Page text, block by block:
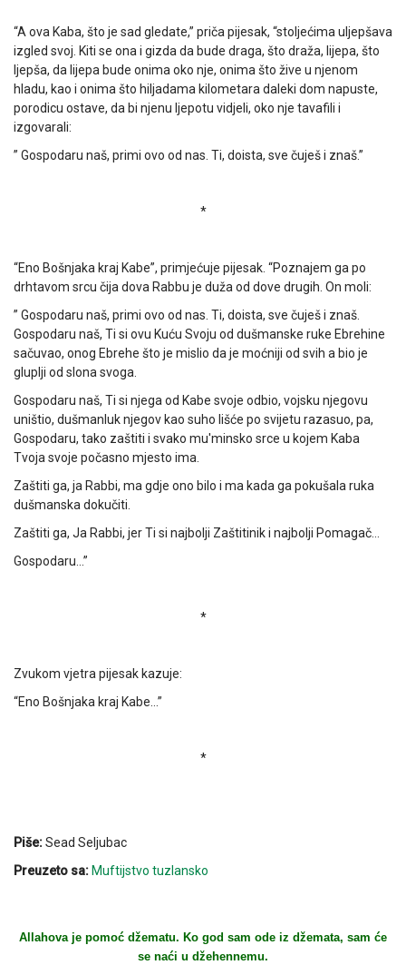
“A ova Kaba, što je sad gledate,” priča pijesak, “stoljećima uljepšava
izgled svoj. Kiti se ona i gizda da bude draga, što draža, lijepa, što
ljepša, da lijepa bude onima oko nje, onima što žive u njenom
hladu, kao i onima što hiljadama kilometara daleki dom napuste,
porodicu ostave, da bi njenu ljepotu vidjeli, oko nje tavafili i
izgovarali:
” Gospodaru naš, primi ovo od nas. Ti, doista, sve čuješ i znaš.”
*
“Eno Bošnjaka kraj Kabe”, primjećuje pijesak. “Poznajem ga po
drhtavom srcu čija dova Rabbu je duža od dove drugih. On moli:
” Gospodaru naš, primi ovo od nas. Ti, doista, sve čuješ i znaš.
Gospodaru naš, Ti si ovu Kuću Svoju od dušmanske ruke Ebrehine
sačuvao, onog Ebrehe što je mislio da je moćniji od svih a bio je
gluplji od slona svoga.
Gospodaru naš, Ti si njega od Kabe svoje odbio, vojsku njegovu
uništio, dušmanluk njegov kao suho lišće po svijetu razasuo, pa,
Gospodaru, tako zaštiti i svako mu'minsko srce u kojem Kaba
Tvoja svoje počasno mjesto ima.
Zaštiti ga, ja Rabbi, ma gdje ono bilo i ma kada ga pokušala ruka
dušmanska dokučiti.
Zaštiti ga, Ja Rabbi, jer Ti si najbolji Zaštitinik i najbolji Pomagač…
Gospodaru…”
*
Zvukom vjetra pijesak kazuje:
“Eno Bošnjaka kraj Kabe…”
*
Piše:Sead Seljubac
Preuzeto sa: Muftijstvo tuzlansko
Allahova je pomoć džematu. Ko god sam ode iz džemata, sam će
se naći u džehennemu.